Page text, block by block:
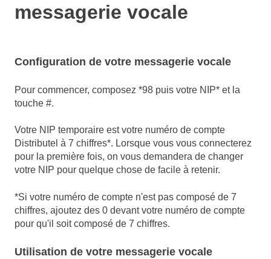
messagerie vocale
Configuration de votre messagerie vocale
Pour commencer, composez *98 puis votre NIP* et la
touche #.
Votre NIP temporaire est votre numéro de compte
Distributel à 7 chiffres*. Lorsque vous vous connecterez
pour la première fois, on vous demandera de changer
votre NIP pour quelque chose de facile à retenir.
*Si votre numéro de compte n'est pas composé de 7
chiffres, ajoutez des 0 devant votre numéro de compte
pour qu'il soit composé de 7 chiffres.
Utilisation de votre messagerie vocale